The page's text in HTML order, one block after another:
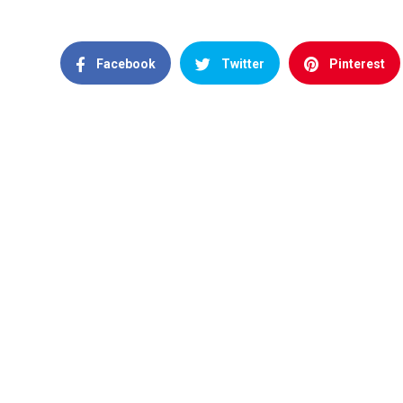
Facebook Twitter Pinterest